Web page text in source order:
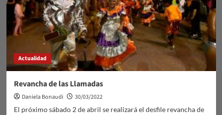
Actualidad
Revancha de las Llamadas
Daniela Bonaudi
30/03/2022
El próximo sábado 2 de abril se realizará el desfile revancha de